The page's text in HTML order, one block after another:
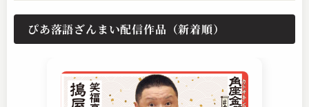
ぴあ落語ざんまい配信作品（新着順）